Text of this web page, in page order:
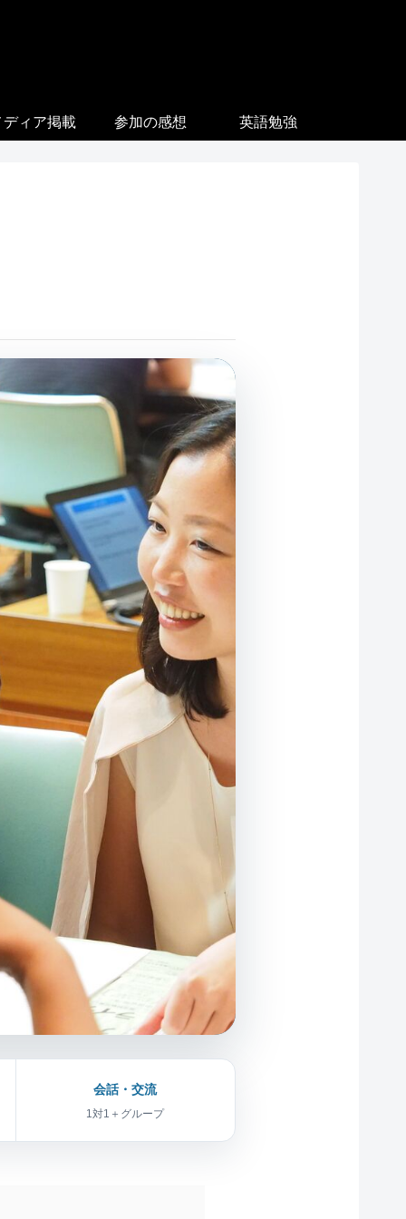
ディア掲載 参加の感想 英語勉強
会話・交流
1対1＋グループ